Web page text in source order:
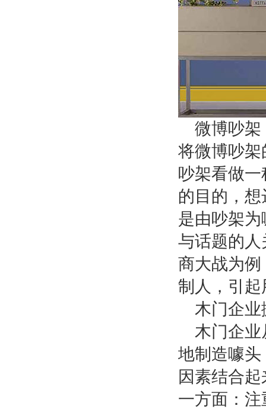
微博吵架
将微博吵
吵架看做
的目的，
是由吵架
与话题的
商大战为
制人，引
木门企业
木门企业
地制造噱
因素结合
一方面：